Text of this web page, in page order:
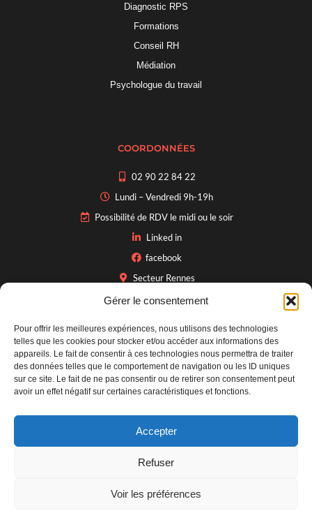
Gérer le consentement
Pour offrir les meilleures expériences, nous utilisons des technologies
telles que les cookies pour stocker et/ou accéder aux informations des
appareils. Le fait de consentir à ces technologies nous permettra de traiter
des données telles que le comportement de navigation ou les ID uniques
sur ce site. Le fait de ne pas consentir ou de retirer son consentement peut
avoir un effet négatif sur certaines caractéristiques et fonctions.
Accepter
Refuser
Voir les préférences
Diagnostic RPS
Formations
Conseil RH
Médiation
Psychologue du travail
COORDONNÉES
02 90 22 84 22
Lundi – Vendredi 9h-19h
Possibilité de RDV le midi ou le soir
Linked in
facebook
Secteur Rennes
INFOS PRATIQUES
Contact
Mentions légales